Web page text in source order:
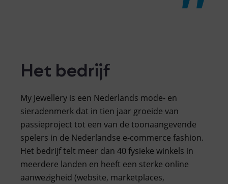
Het bedrijf
My Jewellery is een Nederlands mode- en
sieradenmerk dat in tien jaar groeide van
passieproject tot een van de toonaangevende
spelers in de Nederlandse e-commerce fashion.
Het bedrijf telt meer dan 40 fysieke winkels in
meerdere landen en heeft een sterke online
aanwezigheid (website, marketplaces,